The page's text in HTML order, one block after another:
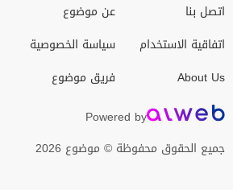
اتصل بنا
اتفاقية الاستخدام
About Us
عن موضوع
سياسة الخصوصية
فريق موضوع
Powered by
جميع الحقوق محفوظة © موضوع 2026